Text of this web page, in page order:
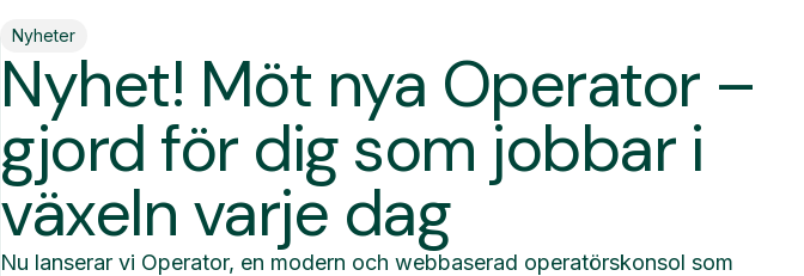
Nyheter
Nyhet! Möt nya Operator –
gjord för dig som jobbar i
växeln varje dag
Nu lanserar vi Operator, en modern och webbaserad operatörskonsol som